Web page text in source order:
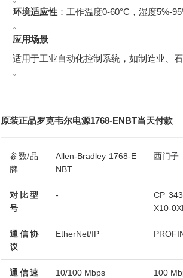
环境适应性 ：工作温度0-60°C，湿度5%-
。
应用场景
适用于工业自动化控制系统，如制造业、
。
原装正品罗克韦尔电源1768-ENBT当天付款
参数/品
牌
Allen-Bradley 1768-E
NBT
西门子
对比型
号
-
CP
X10-
通信协
议
EtherNet/IP
通信速
10/100 Mbps 100